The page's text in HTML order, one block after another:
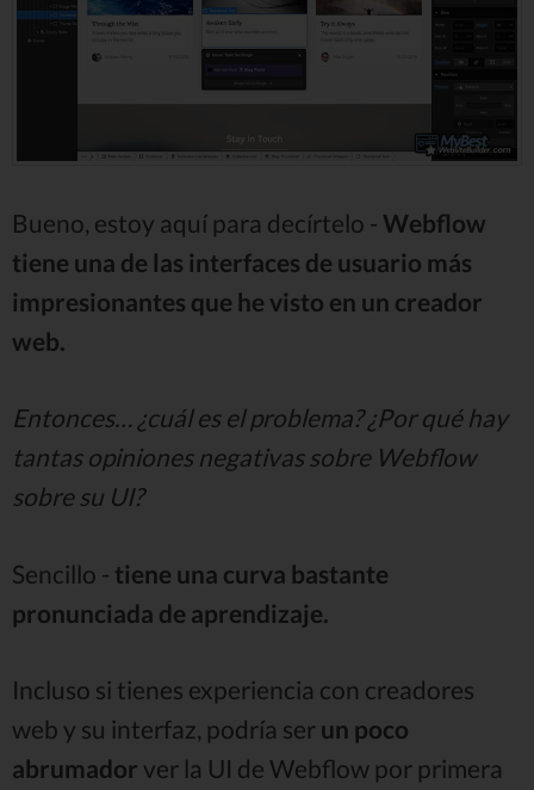
Bueno, estoy aquí para decírtelo - Webflow
tiene una de las interfaces de usuario más
impresionantes que he visto en un creador
web.
Entonces… ¿cuál es el problema? ¿Por qué hay
tantas opiniones negativas sobre Webflow
sobre su UI?
Sencillo - tiene una curva bastante
pronunciada de aprendizaje.
Incluso si tienes experiencia con creadores
web y su interfaz, podría ser un poco
abrumador ver la UI de Webflow por primera